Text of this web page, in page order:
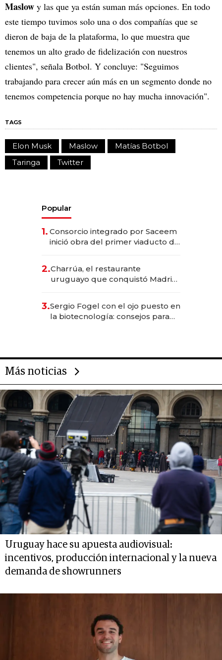
Maslow y las que ya están suman más opciones. En todo
este tiempo tuvimos solo una o dos compañías que se
dieron de baja de la plataforma, lo que muestra que
tenemos un alto grado de fidelización con nuestros
clientes", señala Botbol. Y concluye: "Seguimos
trabajando para crecer aún más en un segmento donde no
tenemos competencia porque no hay mucha innovación".
TAGS
Elon Musk Maslow
Matías Botbol
Taringa
Twitter
Popular
1. Consorcio integrado por Saceem
inició obra del primer viaducto de
millones
2.Charrúa, el restaurante
uruguayo que conquistó Madrid:
anticipación y prepara apertura
3.Sergio Fogel con el ojo puesto en
la biotecnología: consejos para
Más noticias
Uruguay hace su apuesta audiovisual:
incentivos, producción internacional y la nueva
demanda de showrunners